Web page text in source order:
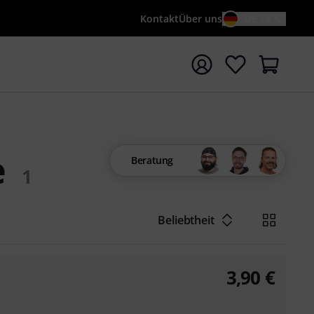
KontaktÜber uns
mit Suchwort {searchTerm} starten
1
Beratung
Beliebtheit
3,90 €